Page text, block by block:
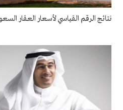
نتائج الرقم القياسي لأسعار العقار